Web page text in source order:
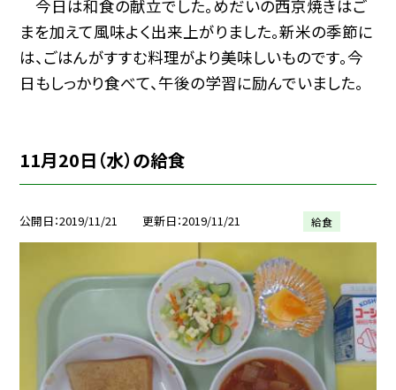
今日は和食の献立でした。めだいの西京焼きはご
まを加えて風味よく出来上がりました。新米の季節に
は、ごはんがすすむ料理がより美味しいものです。今
日もしっかり食べて、午後の学習に励んでいました。
11月20日（水）の給食
公開日 2019/11/21 更新日 2019/11/21 給食